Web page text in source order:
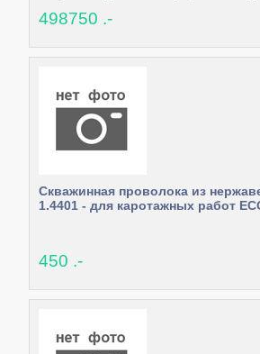
498750 .-
Скважинная проволока из
1.4401 - для каротажных работ
450 .-